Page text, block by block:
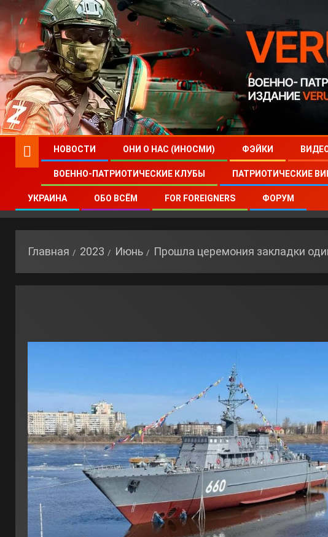
НОВОСТИ ОНИ О НАС (ИНОСМИ) ФЭЙКИ
ВОЕННО-ПАТРИОТИЧЕСКИЕ КЛУБЫ ПАТРИОТИЧЕСКИЕ
УКРАИНА ОБО ВСЁМ FOR FOREIGNERS ФОРУМ
Главная 2023 Июнь Прошла церемония закладки